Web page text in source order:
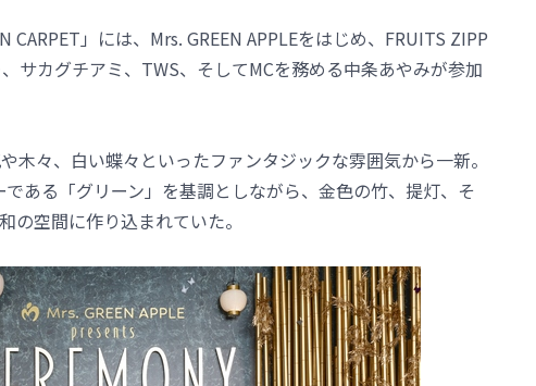
CARPET」には、Mrs. GREEN APPLEをはじめ、FRUITS ZIPP
サカグチアミ、TWS、そしてMCを務める中条あやみが参加
や木々、白い蝶々といったファンタジックな雰囲気から一新。
である「グリーン」を基調としながら、金色の竹、提灯、そ
の空間に作り込まれていた。